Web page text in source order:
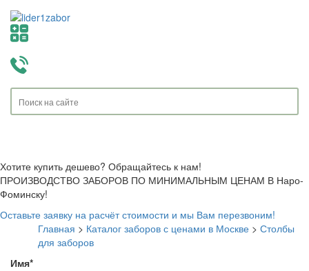
Хотите купить дешево? Обращайтесь к нам!
ПРОИЗВОДСТВО ЗАБОРОВ ПО МИНИМАЛЬНЫМ ЦЕНАМ В Наро-
Фоминску!
Оставьте заявку на расчёт стоимости и мы Вам перезвоним!
Главная > Каталог заборов с ценами в Москве > Столбы
для заборов
Имя*